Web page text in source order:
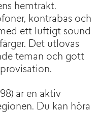
hemtrakt.
kontrabas och
ett luftigt sound
Det utlovas
teman och gott
är en aktiv
Du kan höra